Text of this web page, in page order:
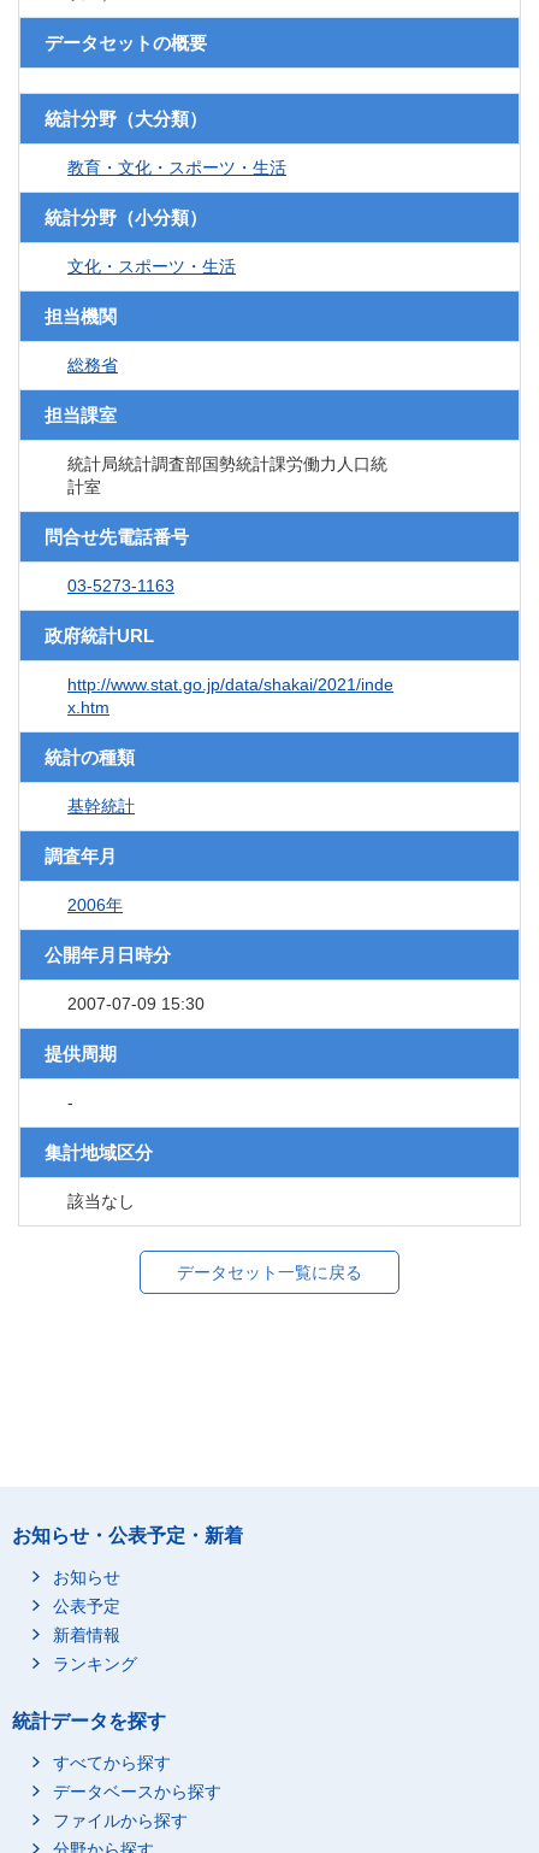
データセットの概要
統計分野（大分類）
教育・文化・スポーツ・生活
統計分野（小分類）
文化・スポーツ・生活
担当機関
総務省
担当課室
統計局統計調査部国勢統計課労働力人口統
計室
問合せ先電話番号
03-5273-1163
政府統計URL
http://www.stat.go.jp/data/shakai/2021/inde
x.htm
統計の種類
基幹統計
調査年月
2006年
公開年月日時分
2007-07-09 15:30
提供周期
-
集計地域区分
該当なし
データセット一覧に戻る
お知らせ・公表予定・新着
お知らせ
公表予定
新着情報
ランキング
統計データを探す
すべてから探す
データベースから探す
ファイルから探す